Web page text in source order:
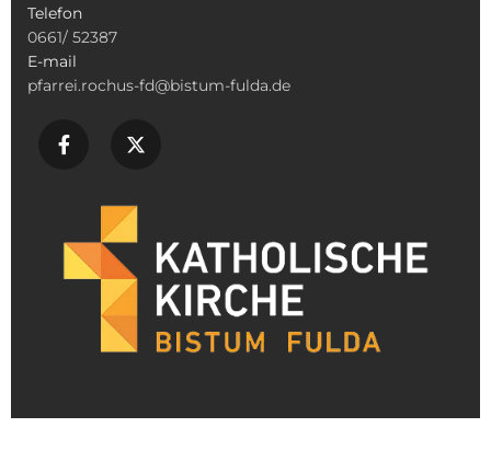
Telefon
0661/ 52387
E-mail
pfarrei.rochus-fd@bistum-fulda.de